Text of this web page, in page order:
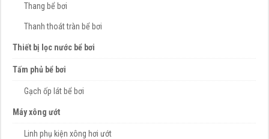
Thang bể bơi
Thanh thoát tràn bể bơi
Thiết bị lọc nước bể bơi
Tấm phủ bể bơi
Gạch ốp lát bể bơi
Máy xông ướt
Linh phụ kiện xông hơi ướt